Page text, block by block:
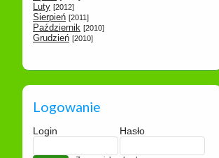
Luty [2012]
Sierpień [2011]
Październik [2010]
Grudzień [2010]
Logowanie
Login Hasło